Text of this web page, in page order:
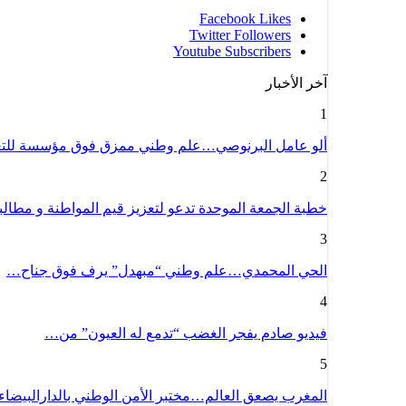
Facebook Likes
Twitter Followers
Youtube Subscribers
آخر الأخبار
1
ألو عامل البرنوصي…علم وطني ممزق فوق مؤسسة
2
خطبة الجمعة الموحدة تدعو لتعزيز قيم المواطنة و
3
الحي المحمدي…علم وطني “مبهدل” يرف فوق جناح…
4
فيديو صادم يفجر الغضب “تدمع له العيون” من…
5
المغرب يصعق العالم…مختبر الأمن الوطني